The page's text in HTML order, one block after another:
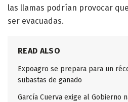
las llamas podrían provocar
ser evacuadas.
READ ALSO
Expoagro se prepara para un
subastas de ganado
García Cuerva exige al Gobierno